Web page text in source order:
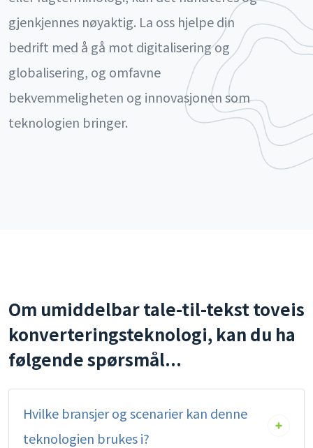
gjenkjennes nøyaktig. La oss hjelpe din
bedrift med å gå mot digitalisering og
globalisering, og omfavne
bekvemmeligheten og innovasjonen som
teknologien bringer.
Om umiddelbar tale-til-tekst toveis
konverteringsteknologi, kan du ha
følgende spørsmål...
Hvilke bransjer og scenarier kan denne
teknologien brukes i?